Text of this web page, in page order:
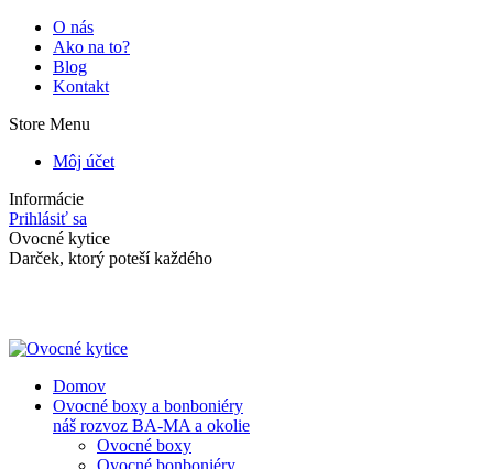
Skip
content
O nás
Ako na to?
Blog
Kontakt
Store Menu
Môj účet
Informácie
Prihlásiť sa
Facebook
page
window
Instagram
page
window
Ovocné kytice
Darček, ktorý poteší každého
Domov
Ovocné boxy a bonboniéry
náš rozvoz BA-MA a okolie
Ovocné boxy
Ovocné bonboniéry